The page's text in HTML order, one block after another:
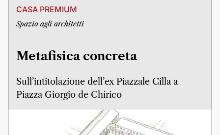
CASA PREMIUM
Spazio agli architetti
Metafisica concreta
Sull’intitolazione dell’ex Piazzale Cilla a
Piazza Giorgio de Chirico